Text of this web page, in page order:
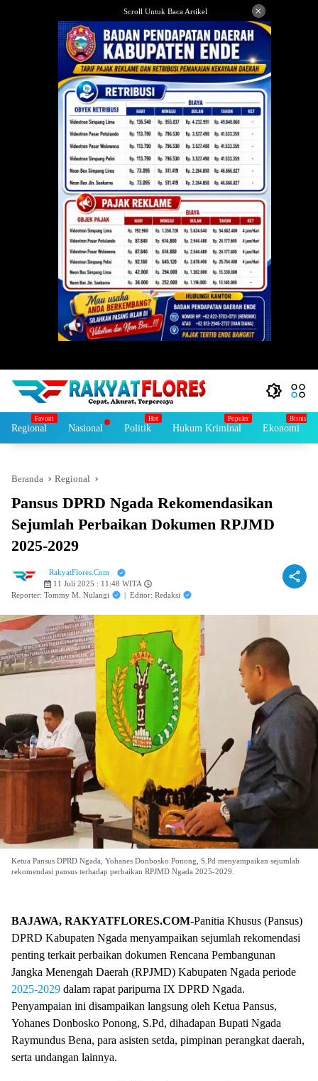
Scroll Untuk Baca Artikel ×
Regional Nasional Politik Hukum Kriminal Ekonomi
Beranda Regional
Pansus DPRD Ngada Rekomendasikan
Sejumlah Perbaikan Dokumen RPJMD
2025-2029
RakyatFlores.Com
11 Juli 2025 : 11:48 WITA
Reporter: Tommy M. Nulangi
| Editor: Redaksi
Ketua Pansus DPRD Ngada, Yohanes Donbosko Ponong, S.Pd menyampaikan sejumlah
rekomendasi pansus terhadap perbaikan RPJMD Ngada 2025-2029.
BAJAWA, RAKYATFLORES.COM-Panitia Khusus (Pansus)
DPRD Kabupaten Ngada menyampaikan sejumlah rekomendasi
penting terkait perbaikan dokumen Rencana Pembangunan
Jangka Menengah Daerah (RPJMD) Kabupaten Ngada periode
2025-2029 dalam rapat paripurna IX DPRD Ngada.
Penyampaian ini disampaikan langsung oleh Ketua Pansus,
Yohanes Donbosko Ponong, S.Pd, dihadapan Bupati Ngada
Raymundus Bena, para asisten setda, pimpinan perangkat daerah,
serta undangan lainnya.